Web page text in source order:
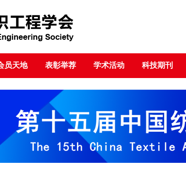
员天地 表彰举荐 学术活动 科技期刊